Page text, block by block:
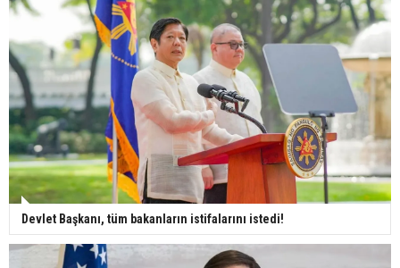
Devlet Başkanı, tüm bakanların istifalarını istedi!